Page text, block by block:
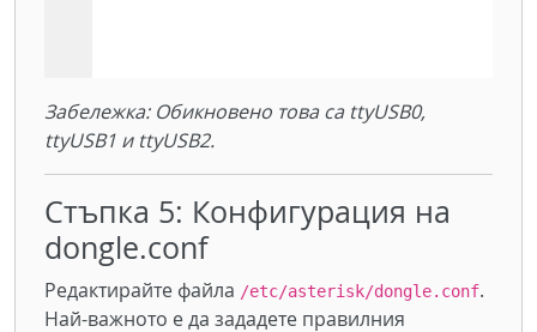
Забележка: Обикновено това са ttyUSB0,
ttyUSB1 и ttyUSB2.
Стъпка 5: Конфигурация на
dongle.conf
Редактирайте файла /etc/asterisk/dongle.conf.
Най-важното е да зададете правилния